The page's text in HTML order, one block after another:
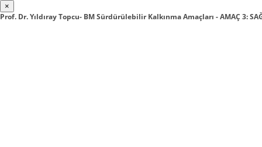
×
Prof. Dr. Yıldıray Topcu- BM Sürdürülebilir Kalkınma Amaçları - AMAÇ 3: